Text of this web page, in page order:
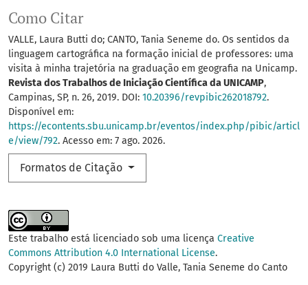
Como Citar
VALLE, Laura Butti do; CANTO, Tania Seneme do. Os sentidos da
linguagem cartográfica na formação inicial de professores: uma
visita à minha trajetória na graduação em geografia na Unicamp.
Revista dos Trabalhos de Iniciação Científica da UNICAMP,
Campinas, SP, n. 26, 2019. DOI: 10.20396/revpibic262018792.
Disponível em:
https://econtents.sbu.unicamp.br/eventos/index.php/pibic/articl
e/view/792. Acesso em: 7 ago. 2026.
Formatos de Citação
Este trabalho está licenciado sob uma licença Creative
Commons Attribution 4.0 International License.
Copyright (c) 2019 Laura Butti do Valle, Tania Seneme do Canto